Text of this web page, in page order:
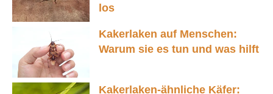
los
Kakerlaken auf Menschen:
Warum sie es tun und was hilft
Kakerlaken-ähnliche Käfer: